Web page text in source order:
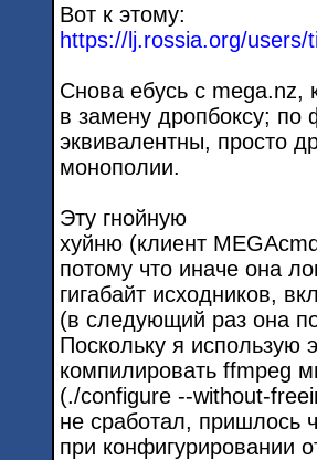
Вот к этому:
https://lj.rossia.org/users/
Снова ебусь с mega.nz,
в замену дропбоксу; по
эквивалентны, просто
монополии.
Эту гнойную
хуйню (клиент
потому что иначе она
гигабайт исходников,
(в следующий раз она
Поскольку я использую
компилировать ffmpeg
(./configure --without-
не сработал, пришлось
при конфигурировании